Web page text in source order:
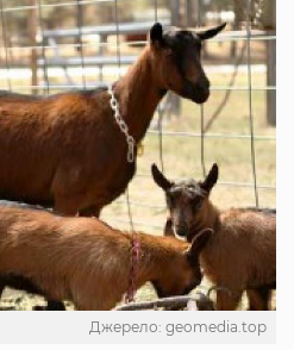
Джерело: geomedia.top